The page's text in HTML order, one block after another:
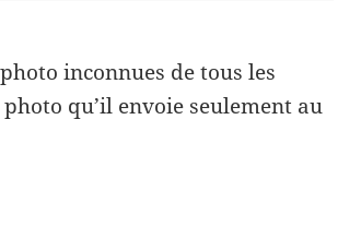
inconnues de tous les
qu’il envoie seulement au